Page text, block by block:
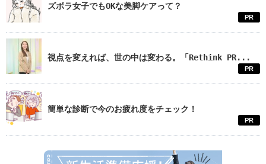
ズボラ女子でもOKな美脚ケアって？
PR
視点を変えれば、世の中は変わる。「Rethink PR...
PR
簡単な診断で今のお疲れ度をチェック！
PR